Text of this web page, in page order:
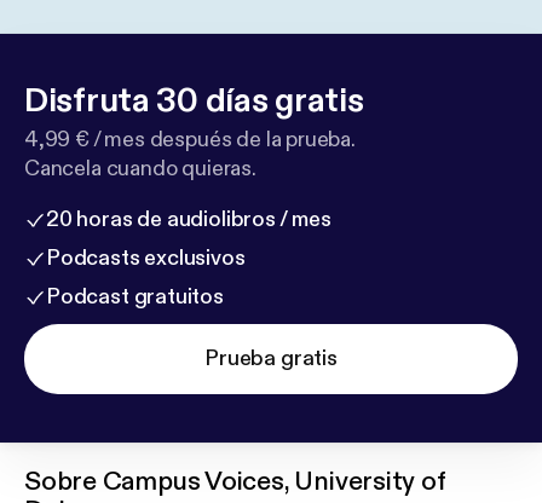
Disfruta 30 días gratis
4,99 € / mes después de la prueba.
Cancela cuando quieras.
20 horas de audiolibros / mes
Podcasts exclusivos
Podcast gratuitos
Prueba gratis
Sobre Campus Voices, University of